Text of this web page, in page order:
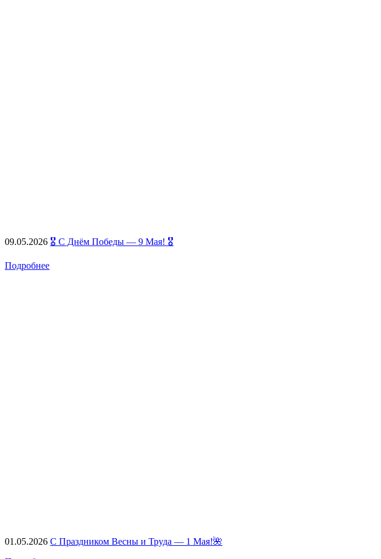
09.05.2026 🎖️ С Днём Победы — 9 Мая! 🎖️
Подробнее
01.05.2026 С Праздником Весны и Труда — 1 Мая!🌺